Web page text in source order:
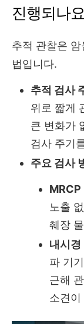
진행되나
추적 관찰은
법입니다.
추적 검사
위로 짧게
큰 변화가
검사 주기
주요 검사
MRCP
노출
췌장
내시경
파 기
근해
소견